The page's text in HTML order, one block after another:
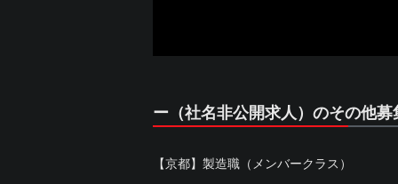
ー（社名非公開求人）のその他募
【京都】製造職（メンバークラス）